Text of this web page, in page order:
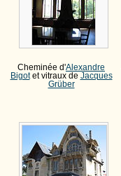
Cheminée d'Alexandre
Bigotet vitraux de Jacques
Grüber